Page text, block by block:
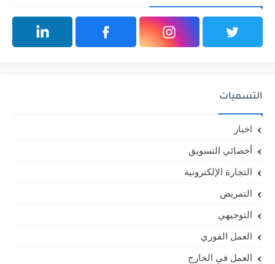
التسميات
اخبار
أخصائي التسويق
التجارة الإلكترونية
التمريض
التوجيهي
العمل الفوري
العمل في الخارج